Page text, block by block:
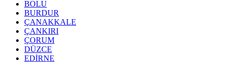
BOLU
BURDUR
ÇANAKKALE
ÇANKIRI
ÇORUM
DÜZCE
EDİRNE